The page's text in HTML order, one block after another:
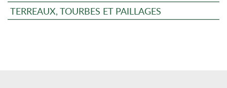
TERREAUX, TOURBES ET PAILLAGES